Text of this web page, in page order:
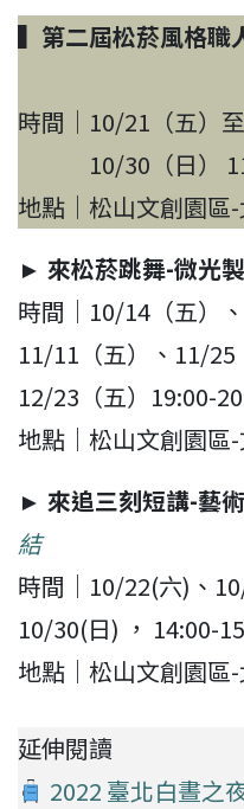
▍第二屆松菸風格職
時間｜10/21（五）
10/30（日）
地點｜松山文創園區
► 來松菸跳舞-微光
時間｜10/14（五）
11/11（五）、11/25
12/23（五）19:00-
地點｜松山文創園區
► 來追三刻短講-藝
結
時間｜10/22(六)、
10/30(日) ， 14:00-
地點｜松山文創園區
延伸閱讀
2022 臺北白晝之